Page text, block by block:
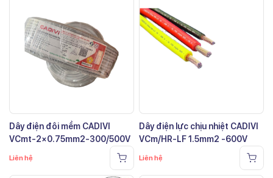
Dây điện đôi mềm CADIVI
VCmt-2×0.75mm2-300/500V
Liên hệ
Dây điện lực chịu nhiệt CADIVI
VCm/HR-LF 1.5mm2 -600V
Liên hệ